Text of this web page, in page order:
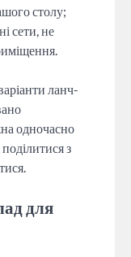
столу;
сети, не
ланч-
одночасно
з
для